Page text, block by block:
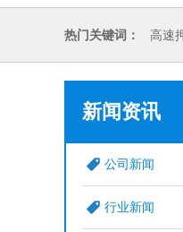
热门关键词： 高速
新闻资讯
公司新闻
行业新闻